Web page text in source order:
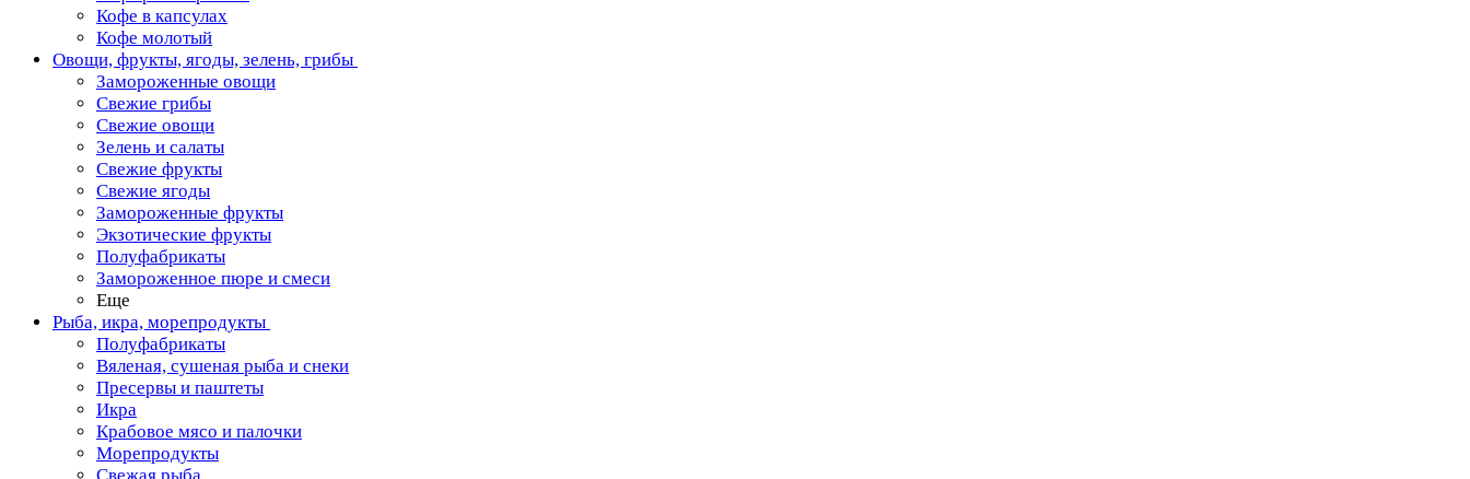
Кофе в капсулах
Кофе молотый
Овощи, фрукты, ягоды, зелень, грибы
Замороженные овощи
Свежие грибы
Свежие овощи
Зелень и салаты
Свежие фрукты
Свежие ягоды
Замороженные фрукты
Экзотические фрукты
Полуфабрикаты
Замороженное пюре и смеси
Еще
Рыба, икра, морепродукты
Полуфабрикаты
Вяленая, сушеная рыба и снеки
Пресервы и паштеты
Икра
Крабовое мясо и палочки
Морепродукты